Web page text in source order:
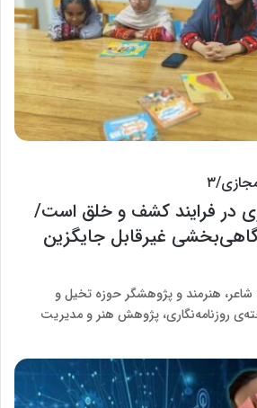
۳
در فرایند کشف و خلق است/
غیرقابل جایگزین
هنرمند و پژوهشگر حوزه تخیل و
روزنامه‌نگاری، پژوهش هنر و مدیریت